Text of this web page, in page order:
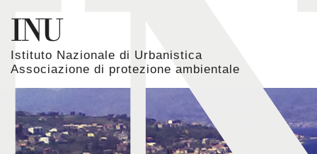
Istituto Nazionale di Urbanistica
Associazione di protezione ambientale